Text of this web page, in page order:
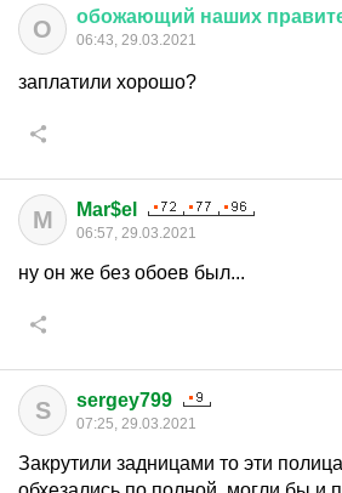
О обожающий наших
06:43, 29.03.2021
заплатили хорошо?
M Mar$el
06:57, 29.03.2021
ну он же без обоев был...
S sergey799
07:25, 29.03.2021
Закрутили задницами то эти